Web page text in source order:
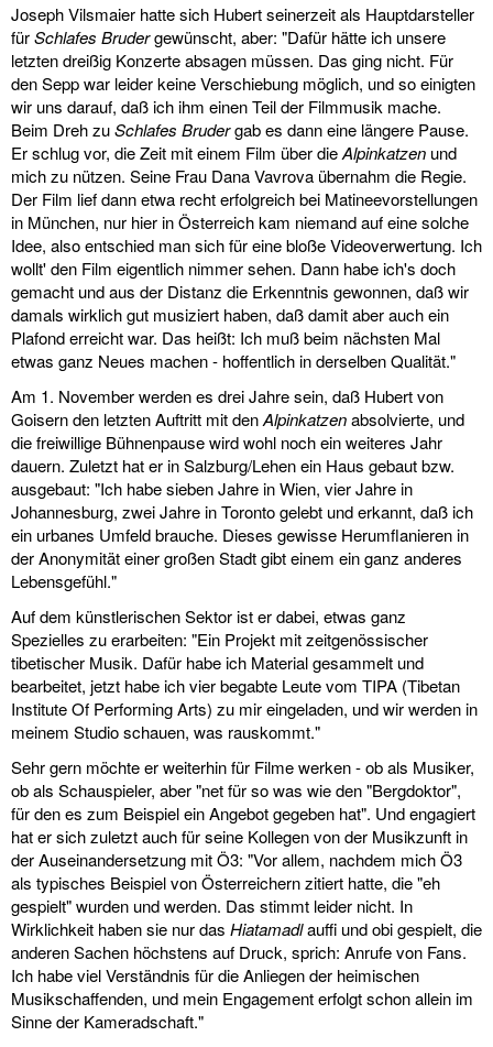
Joseph Vilsmaier hatte sich Hubert seinerzeit als Hauptdarsteller
fürSchlafes Brudergewünscht, aber: "Dafür hätte ich unsere
letzten dreißig Konzerte absagen müssen. Das ging nicht. Für
den Sepp war leider keine Verschiebung möglich, und so einigten
wir uns darauf, daß ich ihm einen Teil der Filmmusik mache.
Beim Dreh zuSchlafes Brudergab es dann eine längere Pause.
Er schlug vor, die Zeit mit einem Film über dieAlpinkatzen und
mich zu nützen. Seine Frau Dana Vavrova übernahm die Regie.
Der Film lief dann etwa recht erfolgreich bei Matineevorstellungen
in München, nur hier in Österreich kam niemand auf eine solche
Idee, also entschied man sich für eine bloße Videoverwertung. Ich
wollt' den Film eigentlich nimmer sehen. Dann habe ich's doch
gemacht und aus der Distanz die Erkenntnis gewonnen, daß wir
damals wirklich gut musiziert haben, daß damit aber auch ein
Plafond erreicht war. Das heißt: Ich muß beim nächsten Mal
etwas ganz Neues machen - hoffentlich in derselben Qualität."
Am 1. November werden es drei Jahre sein, daß Hubert von
Goisern den letzten Auftritt mit denAlpinkatzenabsolvierte, und
die freiwillige Bühnenpause wird wohl noch ein weiteres Jahr
dauern. Zuletzt hat er in Salzburg/Lehen ein Haus gebaut bzw.
ausgebaut: "Ich habe sieben Jahre in Wien, vier Jahre in
Johannesburg, zwei Jahre in Toronto gelebt und erkannt, daß ich
ein urbanes Umfeld brauche. Dieses gewisse Herumflanieren in
der Anonymität einer großen Stadt gibt einem ein ganz anderes
Lebensgefühl."
Auf dem künstlerischen Sektor ist er dabei, etwas ganz
Spezielles zu erarbeiten: "Ein Projekt mit zeitgenössischer
tibetischer Musik. Dafür habe ich Material gesammelt und
bearbeitet, jetzt habe ich vier begabte Leute vom TIPA (Tibetan
Institute Of Performing Arts) zu mir eingeladen, und wir werden in
meinem Studio schauen, was rauskommt."
Sehr gern möchte er weiterhin für Filme werken - ob als Musiker,
ob als Schauspieler, aber "net für so was wie den "Bergdoktor",
für den es zum Beispiel ein Angebot gegeben hat". Und engagiert
hat er sich zuletzt auch für seine Kollegen von der Musikzunft in
der Auseinandersetzung mit Ö3: "Vor allem, nachdem mich Ö3
als typisches Beispiel von Österreichern zitiert hatte, die "eh
gespielt" wurden und werden. Das stimmt leider nicht. In
Wirklichkeit haben sie nur das Hiatamadlauffi und obi gespielt, die
anderen Sachen höchstens auf Druck, sprich: Anrufe von Fans.
Ich habe viel Verständnis für die Anliegen der heimischen
Musikschaffenden, und mein Engagement erfolgt schon allein im
Sinne der Kameradschaft."